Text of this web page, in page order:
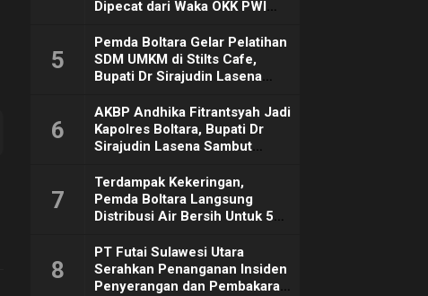
Dipecat dari Waka OKK PWI
5
Pemda Boltara Gelar Pelatihan
SDM UMKM di Stilts Cafe,
Bupati Dr Sirajudin Lasena
Dorong Ekonomi Daerah
6
AKBP Andhika Fitrantsyah Jadi
Kapolres Boltara, Bupati Dr
Sirajudin Lasena Sambut
7
Terdampak Kekeringan,
Pemda Boltara Langsung
Distribusi Air Bersih Untuk 50
8
PT Futai Sulawesi Utara
Serahkan Penanganan Insiden
Penyerangan dan Pembakaran